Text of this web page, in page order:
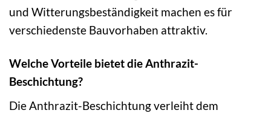
und Witterungsbeständigkeit machen es für
verschiedenste Bauvorhaben attraktiv.
Welche Vorteile bietet die Anthrazit-
Beschichtung?
Die Anthrazit-Beschichtung verleiht dem